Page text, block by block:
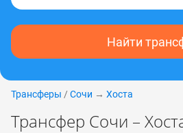
Найти
Трансферы / Сочи → Хоста
Трансфер Сочи –